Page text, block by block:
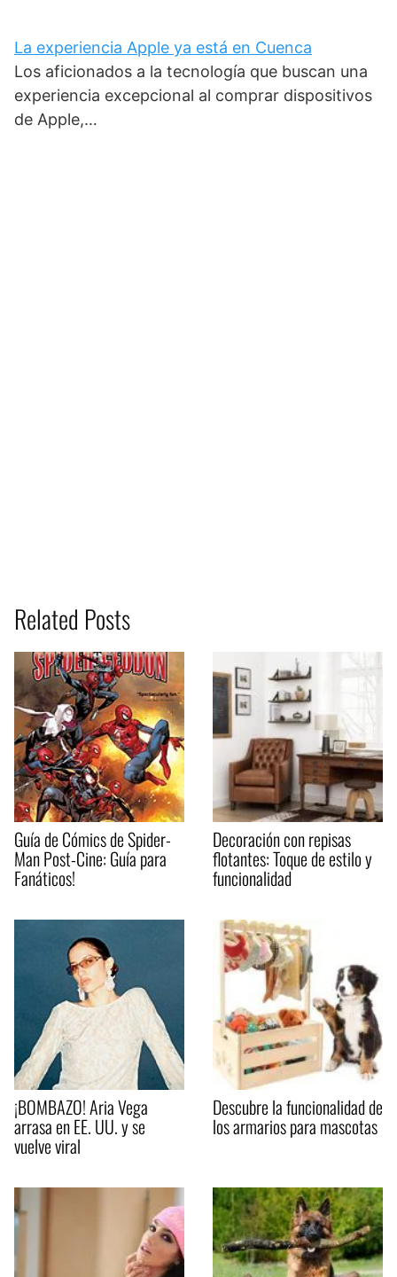
La experiencia Apple ya está en Cuenca
Los aficionados a la tecnología que buscan una
experiencia excepcional al comprar dispositivos
de Apple,…
Related Posts
Guía de Cómics de Spider-
Man Post-Cine: Guía para
Fanáticos!
Decoración con repisas
flotantes: Toque de estilo y
funcionalidad
¡BOMBAZO! Aria Vega
arrasa en EE. UU. y se
vuelve viral
Descubre la funcionalidad de
los armarios para mascotas